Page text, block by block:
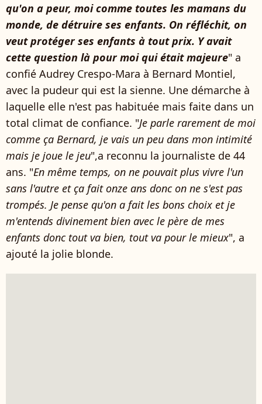
qu'on a peur, moi comme toutes les mamans du
monde, de détruire ses enfants. On réfléchit, on
veut protéger ses enfants à tout prix. Y avait
cette question là pour moi qui était majeure" a
confié Audrey Crespo-Mara à Bernard Montiel,
avec la pudeur qui est la sienne. Une démarche à
laquelle elle n'est pas habituée mais faite dans un
total climat de confiance. "Je parle rarement de moi
comme ça Bernard, je vais un peu dans mon intimité
mais je joue le jeu",a reconnu la journaliste de 44
ans. "En même temps, on ne pouvait plus vivre l'un
sans l'autre et ça fait onze ans donc on ne s'est pas
trompés. Je pense qu'on a fait les bons choix et je
m'entends divinement bien avec le père de mes
enfants donc tout va bien, tout va pour le mieux", a
ajouté la jolie blonde.